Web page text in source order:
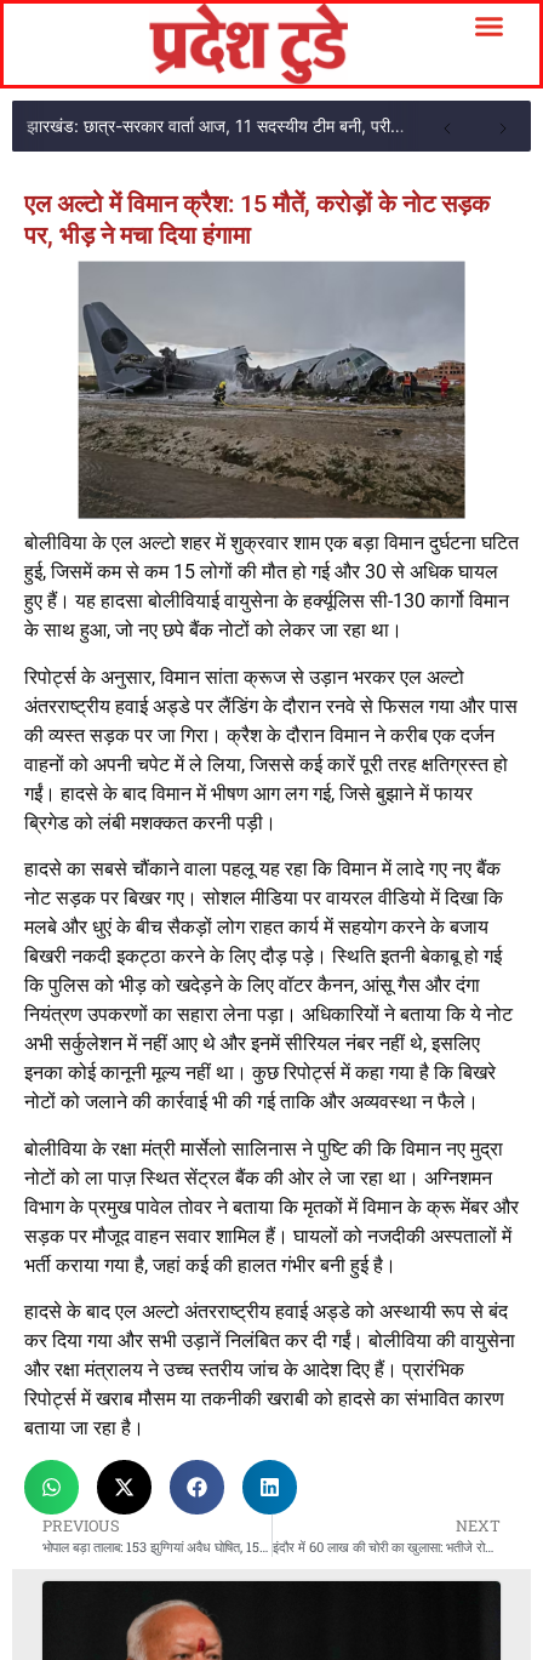
झारखंड: छात्र-सरकार वार्ता आज, 11 सदस्यीय टीम बनी, परीक्षा एजेंसी का अकाउंटेंट गिरफ्तार
एल अल्टो में विमान क्रैश: 15 मौतें, करोड़ों के नोट सड़क
पर, भीड़ ने मचा दिया हंगामा
बोलीविया के एल अल्टो शहर में शुक्रवार शाम एक बड़ा विमान दुर्घटना घटित
हुई, जिसमें कम से कम 15 लोगों की मौत हो गई और 30 से अधिक घायल
हुए हैं। यह हादसा बोलीवियाई वायुसेना के हर्क्यूलिस सी-130 कार्गो विमान
के साथ हुआ, जो नए छपे बैंक नोटों को लेकर जा रहा था।
रिपोर्ट्स के अनुसार, विमान सांता क्रूज से उड़ान भरकर एल अल्टो
अंतरराष्ट्रीय हवाई अड्डे पर लैंडिंग के दौरान रनवे से फिसल गया और पास
की व्यस्त सड़क पर जा गिरा। क्रैश के दौरान विमान ने करीब एक दर्जन
वाहनों को अपनी चपेट में ले लिया, जिससे कई कारें पूरी तरह क्षतिग्रस्त हो
गईं। हादसे के बाद विमान में भीषण आग लग गई, जिसे बुझाने में फायर
ब्रिगेड को लंबी मशक्कत करनी पड़ी।
हादसे का सबसे चौंकाने वाला पहलू यह रहा कि विमान में लादे गए नए बैंक
नोट सड़क पर बिखर गए। सोशल मीडिया पर वायरल वीडियो में दिखा कि
मलबे और धुएं के बीच सैकड़ों लोग राहत कार्य में सहयोग करने के बजाय
बिखरी नकदी इकट्ठा करने के लिए दौड़ पड़े। स्थिति इतनी बेकाबू हो गई
कि पुलिस को भीड़ को खदेड़ने के लिए वॉटर कैनन, आंसू गैस और दंगा
नियंत्रण उपकरणों का सहारा लेना पड़ा। अधिकारियों ने बताया कि ये नोट
अभी सर्कुलेशन में नहीं आए थे और इनमें सीरियल नंबर नहीं थे, इसलिए
इनका कोई कानूनी मूल्य नहीं था। कुछ रिपोर्ट्स में कहा गया है कि बिखरे
नोटों को जलाने की कार्रवाई भी की गई ताकि और अव्यवस्था न फैले।
बोलीविया के रक्षा मंत्री मार्सेलो सालिनास ने पुष्टि की कि विमान नए मुद्रा
नोटों को ला पाज़ स्थित सेंट्रल बैंक की ओर ले जा रहा था। अग्निशमन
विभाग के प्रमुख पावेल तोवर ने बताया कि मृतकों में विमान के क्रू मेंबर और
सड़क पर मौजूद वाहन सवार शामिल हैं। घायलों को नजदीकी अस्पतालों में
भर्ती कराया गया है, जहां कई की हालत गंभीर बनी हुई है।
हादसे के बाद एल अल्टो अंतरराष्ट्रीय हवाई अड्डे को अस्थायी रूप से बंद
कर दिया गया और सभी उड़ानें निलंबित कर दी गईं। बोलीविया की वायुसेना
और रक्षा मंत्रालय ने उच्च स्तरीय जांच के आदेश दिए हैं। प्रारंभिक
रिपोर्ट्स में खराब मौसम या तकनीकी खराबी को हादसे का संभावित कारण
बताया जा रहा है।
PREVIOUS
भोपाल बड़ा तालाब: 153 झुग्गियां अवैध घोषित, 15 सरकारी प्लॉट पर अतिक्रमण
NEXT
इंदौर में 60 लाख की चोरी का खुलासा: भतीजे रोहित उर्फ गोलू ने रची साजिश